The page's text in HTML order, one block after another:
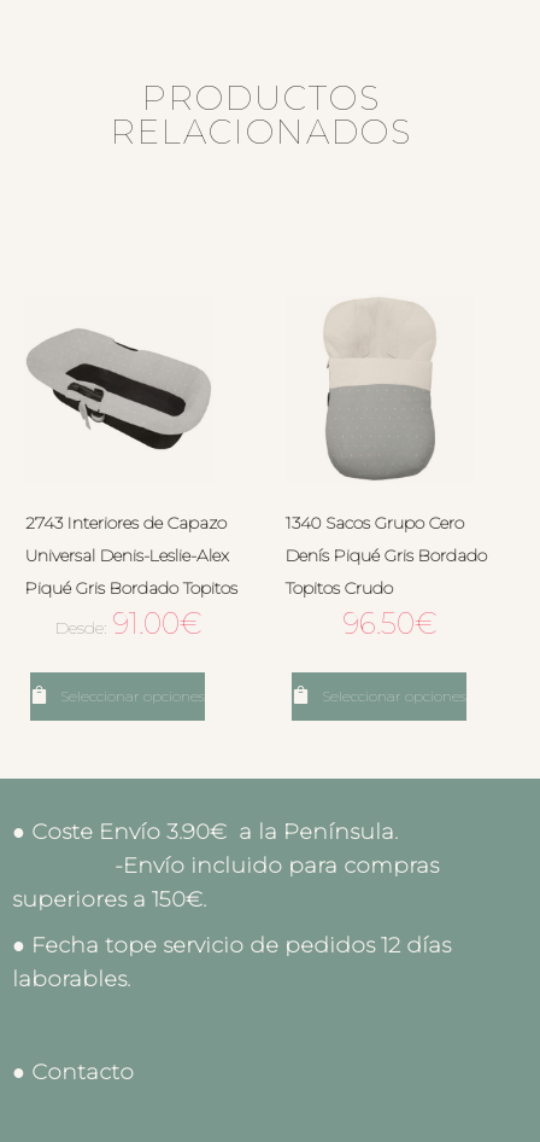
PRODUCTOS
RELACIONADOS
2743 Interiores de Capazo
Universal Denis-Leslie-Alex
Piqué Gris Bordado Topitos
Desde: 91.00€
Seleccionar opciones
1340 Sacos Grupo Cero
Denís Piqué Gris Bordado
Topitos Crudo
96.50€
Seleccionar opciones
● Coste Envío 3.90€ a la Península.
-Envío incluido para compras
superiores a 150€.
● Fecha tope servicio de pedidos 12 días
laborables.
● Contacto